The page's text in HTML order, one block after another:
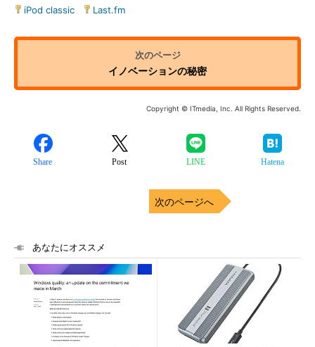
iPod classic
Last.fm
イノベーションの秘密
Copyright © ITmedia, Inc. All Rights Reserved.
Share Post LINE Hatena
次のページへ
あなたにオススメ